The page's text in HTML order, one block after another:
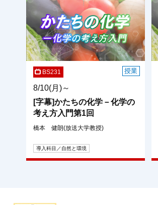
BS231 授業
8/10(月)～
[字幕]かたちの化学－化学の
考え方入門第1回
橋本 健朗(放送大学教授)
導入科目／自然と環境